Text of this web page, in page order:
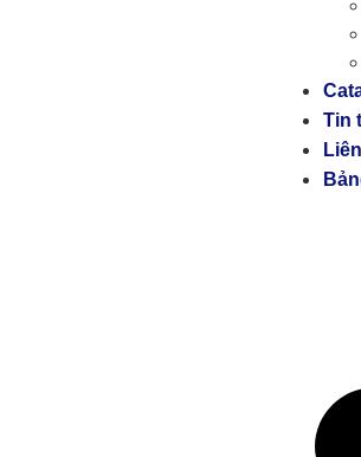
Tin